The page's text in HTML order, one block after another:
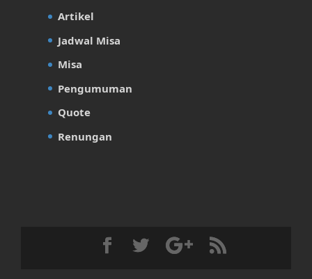
Artikel
Jadwal Misa
Misa
Pengumuman
Quote
Renungan